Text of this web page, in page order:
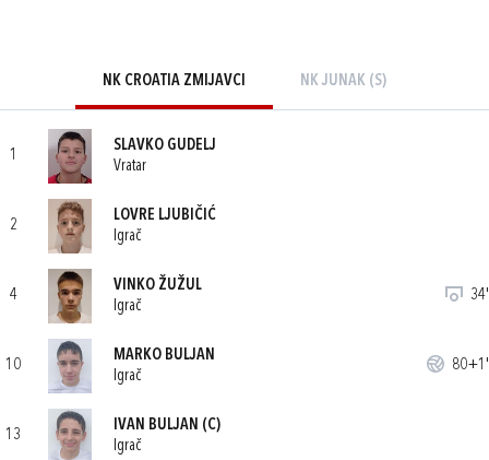
NK CROATIA ZMIJAVCI NK JUNAK (S)
1
SLAVKO GUDELJ
Vratar
2
LOVRE LJUBIČIĆ
Igrač
4
VINKO ŽUŽUL
Igrač
34'
10
MARKO BULJAN
Igrač
80+1'
13
IVAN BULJAN (C)
Igrač